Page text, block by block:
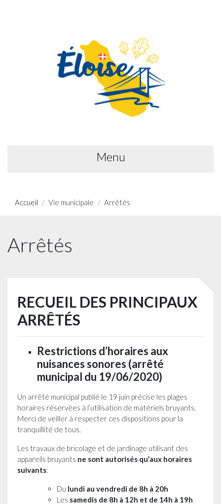
Menu
Accueil Vie municipale Arrêtés
Arrêtés
RECUEIL DES PRINCIPAUX
ARRÊTÉS
Restrictions d’horaires aux
nuisances sonores (arrêté
municipal du 19/06/2020)
Un arrêté municipal publié le 19 juin précise les plages
horaires réservées à l’utilisation de matériels bruyants.
Merci de veiller à respecter ces dispositions pour la
tranquillité de tous.
Les travaux de bricolage et de jardinage utilisant des
appareils bruyants ne sont autorisés qu’aux horaires
suivants:
Du lundi au vendredi de 8h à 20h
Les samedis de 8h à 12h et de 14h à 19h